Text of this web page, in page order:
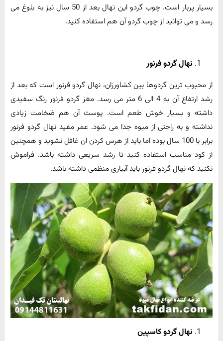
بسیار پربار است. چوب گردو این نهال بعد از 50 سال نیز به بلوغ می
رسد و می توانید از چوب گردو آن هم استفاده کنید.
نهال گردو فرنور
از محبوب ترین گردوها بین کشاورزان، نهال گردو فرنور است که بعد از
رشد ارتفاع آن به 4 الی 6 متر می رسد. مغز گردو فرنور رنگ سفیدی
داشته و بسیار خوش طعم است. پوست آن هم ضخامت زیادی
نداشته و به راحتی از میوه جدا می شود. عمر مفید نهال گردو فرنور
برابر با 100 سال بوده اما باید از هرس کردن ان غافل نشوید و همچنین
از کود مناسب استفاده کنید تا رشد سریعی داشته باشد. فراموش
نکنید که نهال گردو فرنور باید آبیاری منظمی داشته باشد.
نهال گردو کاسپین